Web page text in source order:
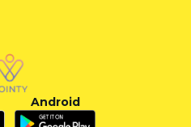
Android